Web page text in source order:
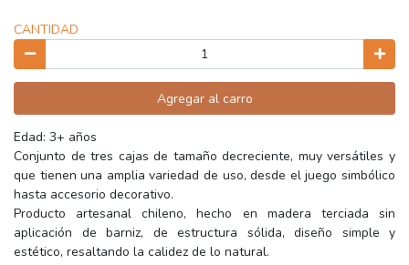
CANTIDAD
Agregar al carro
Edad: 3+ años
Conjunto de tres cajas de tamaño decreciente, muy versátiles y
que tienen una amplia variedad de uso, desde el juego simbólico
hasta accesorio decorativo.
Producto artesanal chileno, hecho en madera terciada sin
aplicación de barniz, de estructura sólida, diseño simple y
estético, resaltando la calidez de lo natural.